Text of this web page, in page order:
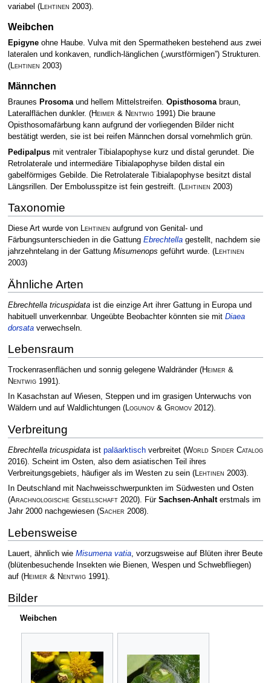
variabel (Lehtinen 2003).
Weibchen
Epigyneohne Haube. Vulva mit den Spermatheken bestehend aus zwei
lateralen und konkaven, rundlich-länglichen („wurstförmigen”) Strukturen.
(Lehtinen 2003)
Männchen
Braunes Prosomaund hellem Mittelstreifen. Opisthosomabraun,
Lateralflächen dunkler. (Heimer & Nentwig1991)Die braune
Opisthosomafärbung kann aufgrund der vorliegenden Bilder nicht
bestätigt werden, sie ist bei reifen Männchen dorsal vornehmlich grün.
Pedipalpusmit ventraler Tibialapophyse kurz und distal gerundet. Die
Retrolaterale und intermediäre Tibialapophyse bilden distal ein
gabelförmiges Gebilde. Die Retrolaterale Tibialapophyse besitzt distal
Längsrillen. Der Embolusspitze ist fein gestreift. (Lehtinen 2003)
Taxonomie
Diese Art wurde von Lehtinen aufgrund von Genital- und
Färbungsunterschieden in die Gattung Ebrechtellagestellt, nachdem sie
jahrzehntelang in der Gattung Misumenops geführt wurde. (Lehtinen
2003)
Ähnliche Arten
Ebrechtella tricuspidataist die einzige Art ihrer Gattung in Europa und
habituell unverkennbar. Ungeübte Beobachter könnten sie mit Diaea
dorsataverwechseln.
Lebensraum
Trockenrasenflächen und sonnig gelegene Waldränder (Heimer &
Nentwig1991).
In Kasachstan auf Wiesen, Steppen und im grasigen Unterwuchs von
Wäldern und auf Waldlichtungen (Logunov & Gromov2012).
Verbreitung
Ebrechtella tricuspidataist paläarktischverbreitet (World Spider Catalog
2016). Scheint im Osten, also dem asiatischen Teil ihres
Verbreitungsgebiets, häufiger als im Westen zu sein (Lehtinen 2003).
In Deutschland mit Nachweisschwerpunkten im Südwesten und Osten
(Arachnologische Gesellschaft2020). Für Sachsen-Anhalterstmals im
Jahr 2000 nachgewiesen (Sacher 2008).
Lebensweise
Lauert, ähnlich wie Misumena vatia, vorzugsweise auf Blüten ihrer Beute
(blütenbesuchende Insekten wie Bienen, Wespen und Schwebfliegen)
auf (Heimer & Nentwig1991).
Bilder
Weibchen